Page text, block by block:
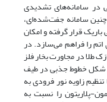
در سامانه‌های تشدیدی
سامانه جفت‌شده‌ای،
قرار گرفته و امکان
اتم را فراهم می‌سازد. در
طلا در مجاورت بخار فلز
شکل خطوط جذبی در طیف
زاویه نور فرودی به
پلاریتون را نسبت به